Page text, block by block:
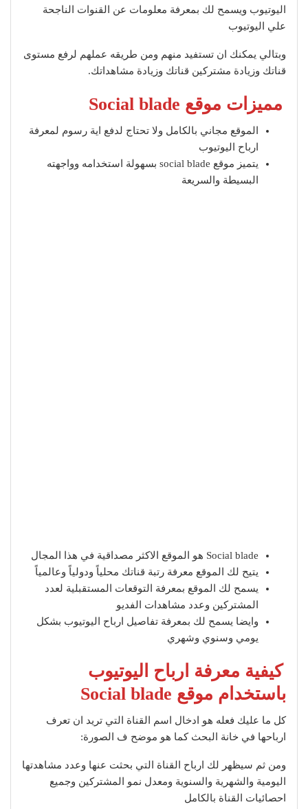
اليوتيوب ويسمح لك بمعرفة معلومات عن القنوات الناجحة
علي اليوتيوب
وبتالي يمكنك ان تستفيد منهم ومن طريقه عملهم لرفع مستوى
قناتك وزيادة مشتركين قناتك وزيادة مشاهداتك.
مميزات موقع Social blade
الموقع مجاني بالكامل ولا تحتاج لدفع اية رسوم لمعرفة
ارباح اليوتيوب
يتميز موقع social blade بسهولة استخدامه وواجهته
البسيطة والسريعة
Social blade هو الموقع الاكثر مصداقية في هذا المجال
يتيح لك الموقع معرفة رتبة قناتك محلياً ودولياً وعالمياً
يسمح لك الموقع بمعرفة التوقعات المستقبلية لعدد
المشتركين وعدد مشاهدات الفديو
وايضا يسمح لك بمعرفة تفاصيل ارباح اليوتيوب بشكل
يومي وسنوي وشهري
كيفية معرفة ارباح اليوتيوب
باستخدام موقع Social blade
كل ما عليك فعله هو ادخال اسم القناة التي تريد ان تعرف
ارباحها في خانة البحث كما هو موضح ف الصورة:
ومن ثم سيظهر لك ارباح القناة التي بحثت عنها وعدد مشاهدتها
اليومية والشهرية والسنوية ومعدل نمو المشتركين وجميع
احصائيات القناة بالكامل